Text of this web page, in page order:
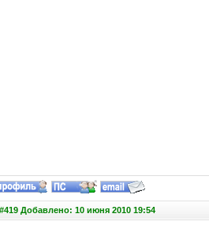
#419 Добавлено: 10 июня 2010 19:54